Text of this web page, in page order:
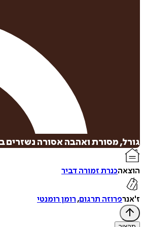
גורל, מסורת ואהבה אסורה
הוצאהכנרת זמורה דביר
ז'אנרפרוזה תרגום,רומן רומנטי